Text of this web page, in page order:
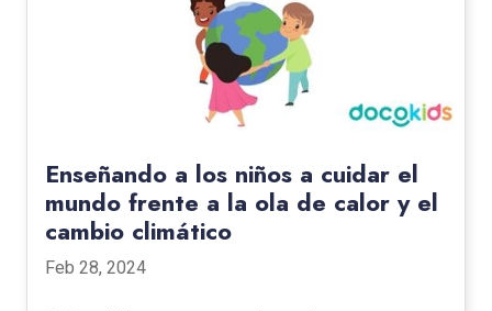
Enseñando a los niños a cuidar el
mundo frente a la ola de calor y el
cambio climático
Feb 28, 2024